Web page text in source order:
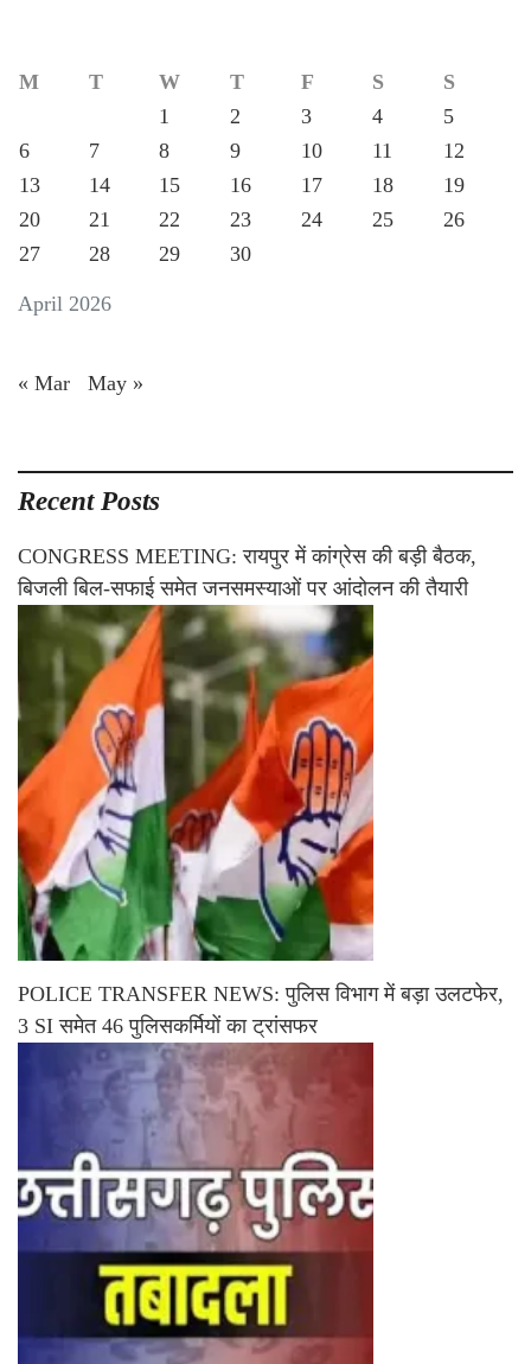
April 2026
M T W T F S
S
1
2 3 4
5
6
7 8 9 10 11
12
13
14 15 16 17 18
19
20
21 22 23 24 25
26
27
28 29 30
« Mar May »
Recent Posts
CONGRESS MEETING: रायपुर में कांग्रेस की बड़ी बैठक,
बिजली बिल-सफाई समेत जनसमस्याओं पर आंदोलन की तैयारी
POLICE TRANSFER NEWS: पुलिस विभाग में बड़ा उलटफेर,
3 SI समेत 46 पुलिसकर्मियों का ट्रांसफर